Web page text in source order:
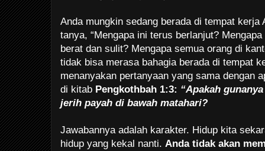
Anda mungkin sedang berada di tempat kerja
tanya, “Mengapa ini terus berlanjut?
berat dan sulit? Mengapa semua orang di
tidak bisa merasa bahagia berada di tempat
menanyakan pertanyaan yang sama dengan
di kitab Pengkothbah 1:3: “Apakah
jerih payah di bawah matahari?
Jawabannya adalah karakter. Hidup kita
hidup yang kekal nanti. Anda tidak akan